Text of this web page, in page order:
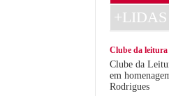
+LIDAS
Clube da leitura
Clube da
em
Rodrigues